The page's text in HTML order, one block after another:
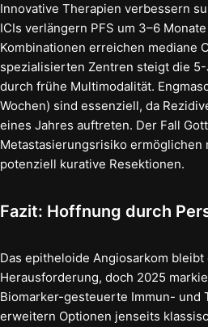
Innovative Therapien verbessern
ICIs verlängern PFS um 3–6
Kombinationen erreichen mediane
spezialisierten Zentren steigt die
durch frühe Multimodalität.
Wochen) sind essenziell, da
eines Jahres auftreten. Der Fall
Metastasierungsrisiko ermöglichen
potenziell kurative Resektionen.
Fazit: Hoffnung durch
Das epitheloide Angiosarkom
Herausforderung, doch 2025
Biomarker-gesteuerte Immun- und
erweitern Optionen jenseits